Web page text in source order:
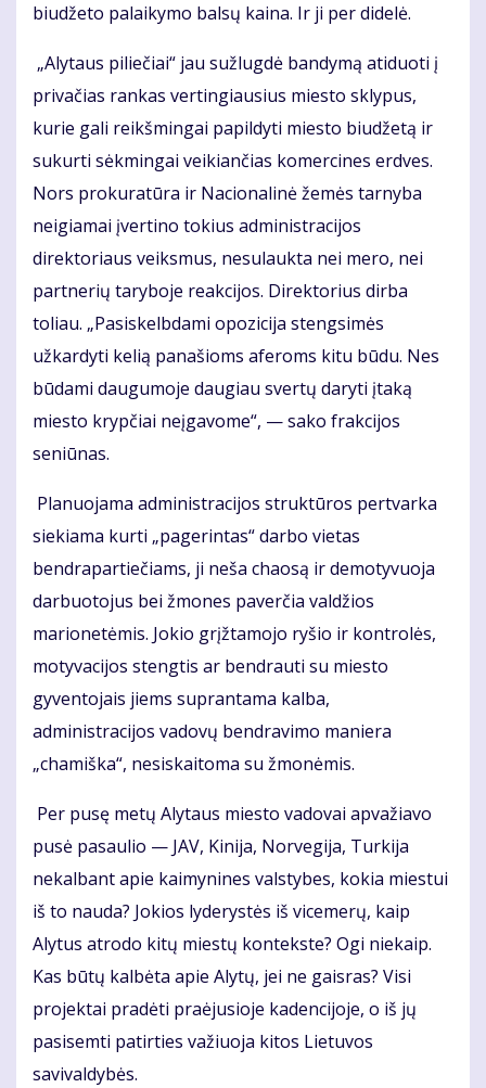
biudžeto palaikymo balsų kaina. Ir ji per didelė.
„Alytaus piliečiai“ jau sužlugdė bandymą atiduoti į
privačias rankas vertingiausius miesto sklypus,
kurie gali reikšmingai papildyti miesto biudžetą ir
sukurti sėkmingai veikiančias komercines erdves.
Nors prokuratūra ir Nacionalinė žemės tarnyba
neigiamai įvertino tokius administracijos
direktoriaus veiksmus, nesulaukta nei mero, nei
partnerių taryboje reakcijos. Direktorius dirba
toliau. „Pasiskelbdami opozicija stengsimės
užkardyti kelią panašioms aferoms kitu būdu. Nes
būdami daugumoje daugiau svertų daryti įtaką
miesto krypčiai neįgavome“, — sako frakcijos
seniūnas.
Planuojama administracijos struktūros pertvarka
siekiama kurti „pagerintas“ darbo vietas
bendrapartiečiams, ji neša chaosą ir demotyvuoja
darbuotojus bei žmones paverčia valdžios
marionetėmis. Jokio grįžtamojo ryšio ir kontrolės,
motyvacijos stengtis ar bendrauti su miesto
gyventojais jiems suprantama kalba,
administracijos vadovų bendravimo maniera
„chamiška“, nesiskaitoma su žmonėmis.
Per pusę metų Alytaus miesto vadovai apvažiavo
pusė pasaulio — JAV, Kinija, Norvegija, Turkija
nekalbant apie kaimynines valstybes, kokia miestui
iš to nauda? Jokios lyderystės iš vicemerų, kaip
Alytus atrodo kitų miestų kontekste? Ogi niekaip.
Kas būtų kalbėta apie Alytų, jei ne gaisras? Visi
projektai pradėti praėjusioje kadencijoje, o iš jų
pasisemti patirties važiuoja kitos Lietuvos
savivaldybės.